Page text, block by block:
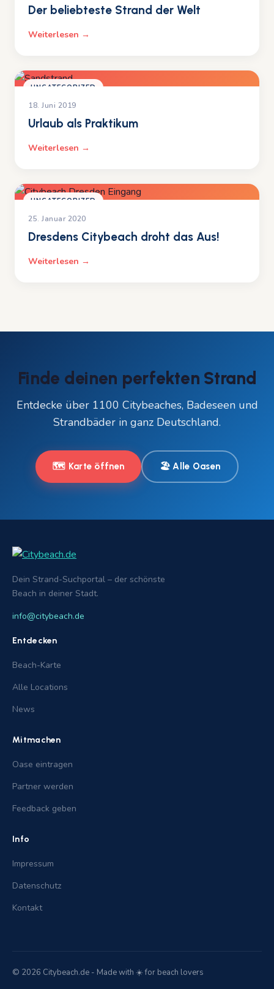
Der beliebteste Strand der Welt
Weiterlesen →
UNCATEGORIZED
18. Juni 2019
Urlaub als Praktikum
Weiterlesen →
UNCATEGORIZED
25. Januar 2020
Dresdens Citybeach droht das Aus!
Weiterlesen →
Finde deinen perfekten Strand
Entdecke über 1100 Citybeaches, Badeseen und
Strandbäder in ganz Deutschland.
🗺️ Karte öffnen 🏖️ Alle Oasen
Dein Strand-Suchportal – der schönste
Beach in deiner Stadt.
info@citybeach.de
Entdecken
Beach-Karte
Alle Locations
News
Mitmachen
Oase eintragen
Partner werden
Feedback geben
Info
Impressum
Datenschutz
Kontakt
© 2026 Citybeach.de - Made with ☀️ for beach lovers